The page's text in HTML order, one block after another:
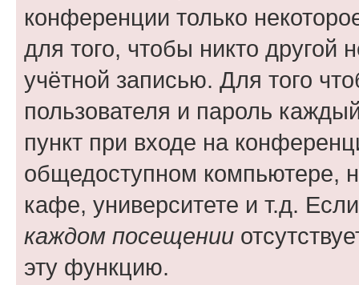
конференции только
для того, чтобы никто другой
учётной записью. Для того
пользователя и пароль
пункт при входе на
общедоступном компьютере,
кафе, университете и т.д.
каждом посещении
эту функцию.